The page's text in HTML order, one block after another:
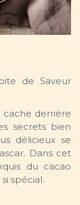
de Saveur
derrière
secrets bien
délicieux se
Dans cet
du cacao
spécial.